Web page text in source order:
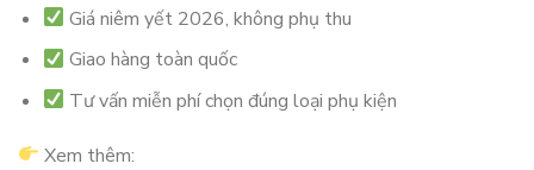
Giá niêm yết 2026, không phụ thu
Giao hàng toàn quốc
Tư vấn miễn phí chọn đúng loại phụ kiện
Xem thêm: